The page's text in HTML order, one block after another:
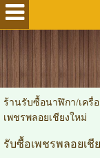
ร้านรับซื้อนาฬิกา/เครื่
เพชรพลอยเชียงใหม่
รับซื้อเพชรพลอยเชี